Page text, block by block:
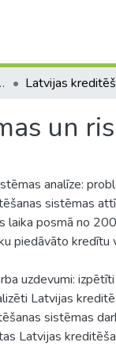
and Master's theses
un
analīze:
sistēmas
laika posmā no
piedāvāto kredītu
uzdevumi: izpētīti
Latvijas
sistēmas
Latvijas